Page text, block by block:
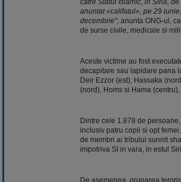
anuntat «califatul», pe 29
decembrie", anunta ONG-ul,
de surse civile, medicale si
Aceste victime au fost
decapitare sau lapidare pana
Deir Ezzor (est), Hassaka
(nord), Homs si Hama
Dintre cele 1.878 de
inclusiv patru copii si opt
de membri ai tribului sunnit
impotriva SI in vara, in estul
De asemenea, gruparea